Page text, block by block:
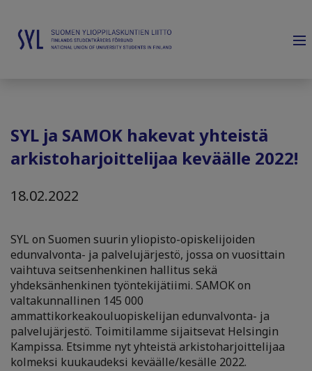
SYL ja SAMOK hakevat yhteistä
arkistoharjoittelijaa keväälle 2022!
18.02.2022
SYL on Suomen suurin yliopisto-opiskelijoiden
edunvalvonta- ja palvelujärjestö, jossa on vuosittain
vaihtuva seitsenhenkinen hallitus sekä
yhdeksänhenkinen työntekijätiimi. SAMOK on
valtakunnallinen 145 000
ammattikorkeakouluopiskelijan edunvalvonta- ja
palvelujärjestö. Toimitilamme sijaitsevat Helsingin
Kampissa. Etsimme nyt yhteistä arkistoharjoittelijaa
kolmeksi kuukaudeksi keväälle/kesälle 2022.